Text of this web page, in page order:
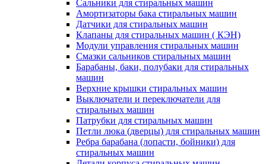
Сальники для стиральных машин
Амортизаторы бака стиральных машин
Датчики для стиральных машин
Клапаны для стиральных машин ( КЭН)
Модули управления стиральных машин
Смазки сальников стиральных машин
Барабаны, баки, полубаки для стиральных
машин
Верхние крышки стиральных машин
Выключатели и переключатели для
стиральных машин
Патрубки для стиральных машин
Петли люка (дверцы) для стиральных машин
Ребра барабана (лопасти, бойники) для
стиральных машин